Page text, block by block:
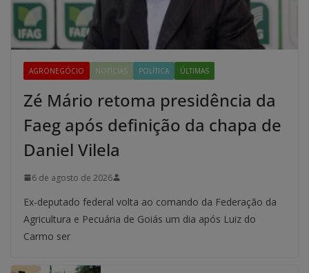
AGRONEGÓCIO NOTÍCIAS POLÍTICA ÚLTIMAS
Zé Mário retoma presidência da
Faeg após definição da chapa de
Daniel Vilela
6 de agosto de 2026
Ex-deputado federal volta ao comando da Federação da
Agricultura e Pecuária de Goiás um dia após Luiz do
Carmo ser